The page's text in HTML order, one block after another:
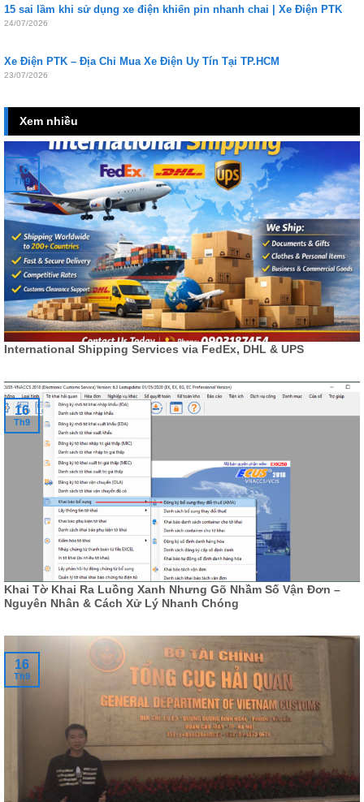
15 sai lầm khi sử dụng xe điện khiến pin nhanh chai | Xe Điện PTK
24/07/2026
Xe Điện PTK – Địa Chỉ Mua Xe Điện Uy Tín Tại TP.HCM
23/07/2026
Xem nhiều
International Shipping Services via FedEx, DHL & UPS
16
Th9
Khai Tờ Khai Ra Luồng Xanh Nhưng Gõ Nhầm Số Vận Đơn –
Nguyên Nhân & Cách Xử Lý Nhanh Chóng
16
Th9
16
Th9